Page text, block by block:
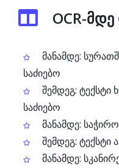
OCR-
მანამდე:
საძიებო
შემდეგ: ტექსტი
საძიებო
მანამდე:
შემდეგ: ტექსტი
მანამდე: